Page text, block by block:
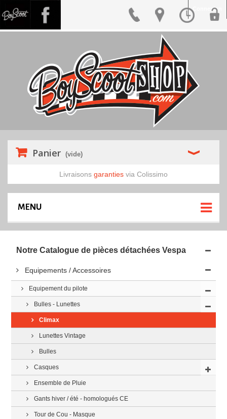
Connexion
Panier (vide)
Livraisons garanties via Colissimo
MENU
Notre Catalogue de pièces détachées Vespa
Equipements / Accessoires
Equipement du pilote
Bulles - Lunettes
Climax
Lunettes Vintage
Bulles
Casques
Ensemble de Pluie
Gants hiver / été - homologués CE
Tour de Cou - Masque